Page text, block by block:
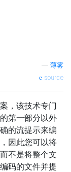
薄雾
source
，该技术专门
第一部分以外
的流提示来编
因此您可以将
不是将整个文
码的文件并提